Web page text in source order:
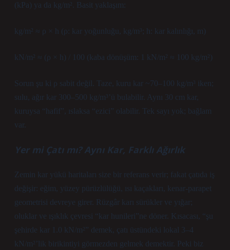
(kPa) ya da kg/m². Basit yaklaşım:
kg/m² ≈ ρ × h (ρ: kar yoğunluğu, kg/m³; h: kar kalınlığı, m)
kN/m² ≈ (ρ × h) / 100 (kaba dönüşüm: 1 kN/m² ≈ 100 kg/m²)
Sorun şu ki ρ sabit değil. Taze, kuru kar ~70–100 kg/m³ iken;
sulu, ağır kar 300–500 kg/m³’ü bulabilir. Aynı 30 cm kar,
kuruysa “hafif”, ıslaksa “ezici” olabilir. Tek sayı yok; bağlam
var.
Yer mi Çatı mı? Aynı Kar, Farklı Ağırlık
Zemin kar yükü haritaları size bir referans verir; fakat çatıda iş
değişir: eğim, yüzey pürüzlülüğü, ısı kaçakları, kenar-parapet
geometrisi devreye girer. Rüzgâr karı sürükler ve yığar;
oluklar ve ışıklık çevresi “kar hunileri”ne döner. Kısacası, “şu
şehirde kar 1.0 kN/m²” demek, çatı üstündeki lokal 3–4
kN/m²’lik birikintiyi görmezden gelmek demektir. Peki biz